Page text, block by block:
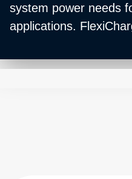
system power needs
applications.
system power due to